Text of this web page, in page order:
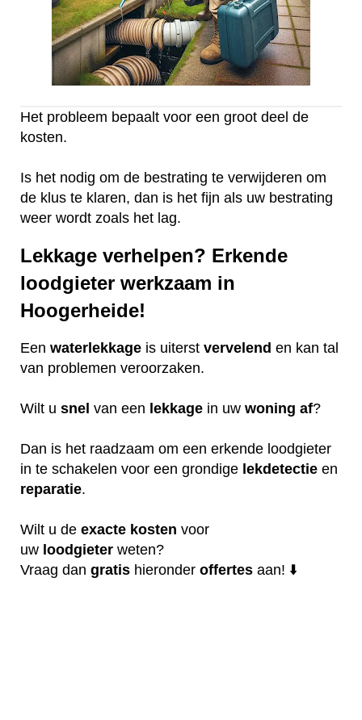
Het probleem bepaalt voor een groot deel de
kosten.
Is het nodig om de bestrating te verwijderen om
de klus te klaren, dan is het fijn als uw bestrating
weer wordt zoals het lag.
Lekkage verhelpen? Erkende
loodgieter werkzaam in
Hoogerheide!
Een waterlekkage is uiterst vervelend en kan tal
van problemen veroorzaken.
Wilt u snel van een lekkage in uw woning af?
Dan is het raadzaam om een erkende loodgieter
in te schakelen voor een grondige lekdetectie en
reparatie.
Wilt u de exacte kosten voor
uw loodgieter weten?
Vraag dan gratis hieronder offertes aan! ⬇️